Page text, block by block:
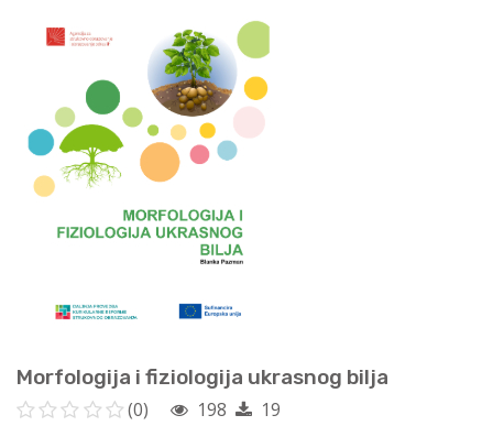
Morfologija i fiziologija ukrasnog bilja
(0) 198
19